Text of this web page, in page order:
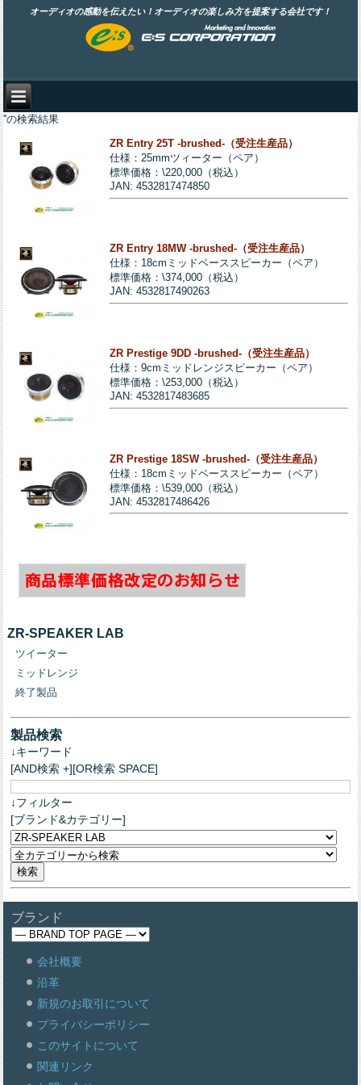
オーディオの感動を伝えたい！オーディオの楽しみ方を提案する会社です！
''の検索結果
ZR Entry 25T -brushed-（受注生産品）
仕様：25mmツィーター（ペア）
標準価格：\220,000（税込）
JAN: 4532817474850
ZR Entry 18MW -brushed-（受注生産品）
仕様：18cmミッドベーススピーカー（ペア）
標準価格：\374,000（税込）
JAN: 4532817490263
ZR Prestige 9DD -brushed-（受注生産品）
仕様：9cmミッドレンジスピーカー（ペア）
標準価格：\253,000（税込）
JAN: 4532817483685
ZR Prestige 18SW -brushed-（受注生産品）
仕様：18cmミッドベーススピーカー（ペア）
標準価格：\539,000（税込）
JAN: 4532817486426
ZR-SPEAKER LAB
ツイーター
ミッドレンジ
終了製品
製品検索
↓キーワード
[AND検索 +][OR検索 SPACE]
↓フィルター
[ブランド&カテゴリー]
ブランド
会社概要
沿革
新規のお取引について
プライバシーポリシー
このサイトについて
関連リンク